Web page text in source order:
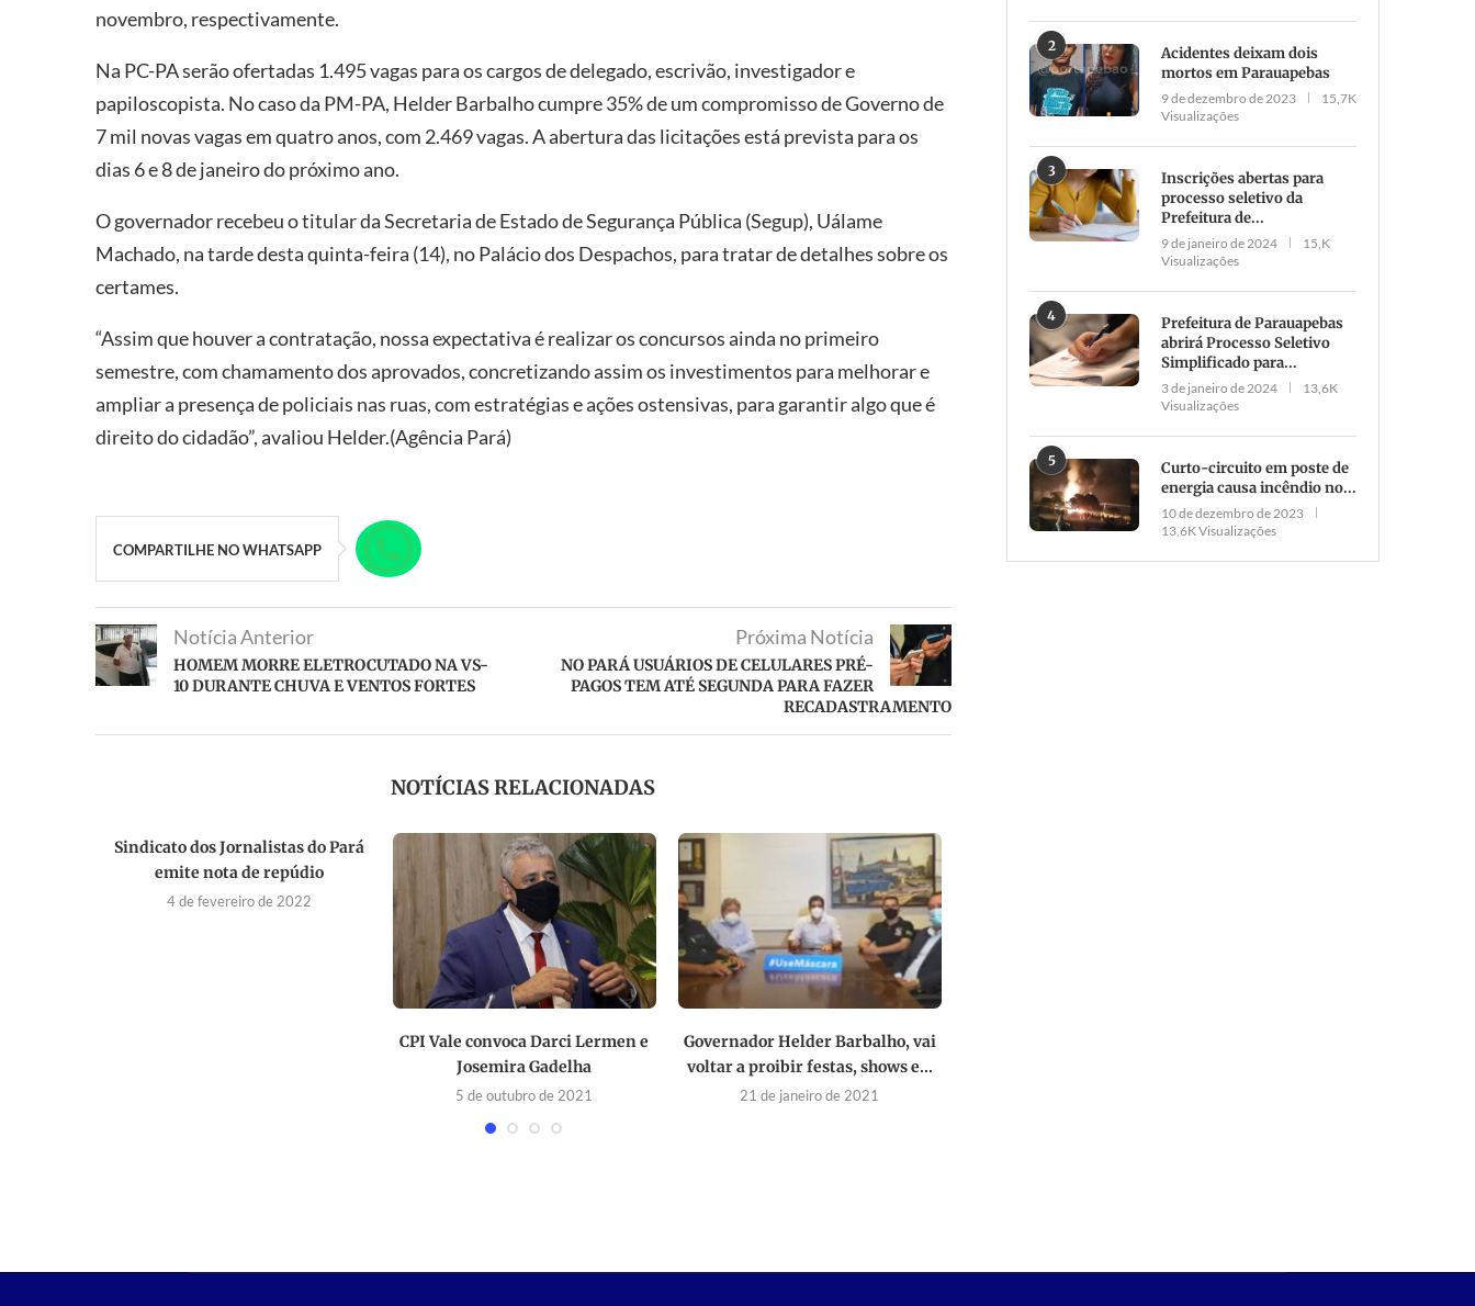
novembro, respectivamente.
Na PC-PA serão ofertadas 1.495 vagas para os cargos de delegado, escrivão, investigador e
papiloscopista. No caso da PM-PA, Helder Barbalho cumpre 35% de um compromisso de Governo de
7 mil novas vagas em quatro anos, com 2.469 vagas. A abertura das licitações está prevista para os
dias 6 e 8 de janeiro do próximo ano.
O governador recebeu o titular da Secretaria de Estado de Segurança Pública (Segup), Uálame
Machado, na tarde desta quinta-feira (14), no Palácio dos Despachos, para tratar de detalhes sobre os
certames.
“Assim que houver a contratação, nossa expectativa é realizar os concursos ainda no primeiro
semestre, com chamamento dos aprovados, concretizando assim os investimentos para melhorar e
ampliar a presença de policiais nas ruas, com estratégias e ações ostensivas, para garantir algo que é
direito do cidadão”, avaliou Helder.(Agência Pará)
COMPARTILHE NO WHATSAPP
Notícia Anterior
HOMEM MORRE ELETROCUTADO NA VS-
10 DURANTE CHUVA E VENTOS FORTES
Próxima Notícia
NO PARÁ USUÁRIOS DE CELULARES PRÉ-
PAGOS TEM ATÉ SEGUNDA PARA FAZER
RECADASTRAMENTO
NOTÍCIAS RELACIONADAS
Sindicato dos Jornalistas do Pará
emite nota de repúdio
4 de fevereiro de 2022
CPI Vale convoca Darci Lermen e
Josemira Gadelha
5 de outubro de 2021
Governador Helder Barbalho, vai
voltar a proibir festas, shows e...
21 de janeiro de 2021
2
Acidentes deixam dois
mortos em Parauapebas
9 de dezembro de 2023
15,7K
Visualizações
3
Inscrições abertas para
processo seletivo da
Prefeitura de...
9 de janeiro de 2024
15,K
Visualizações
4
Prefeitura de Parauapebas
abrirá Processo Seletivo
Simplificado para...
3 de janeiro de 2024
13,6K
Visualizações
5
Curto-circuito em poste de
energia causa incêndio no...
10 de dezembro de 2023
13,6K Visualizações